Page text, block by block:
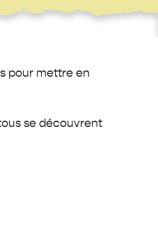
pour mettre en
se découvrent